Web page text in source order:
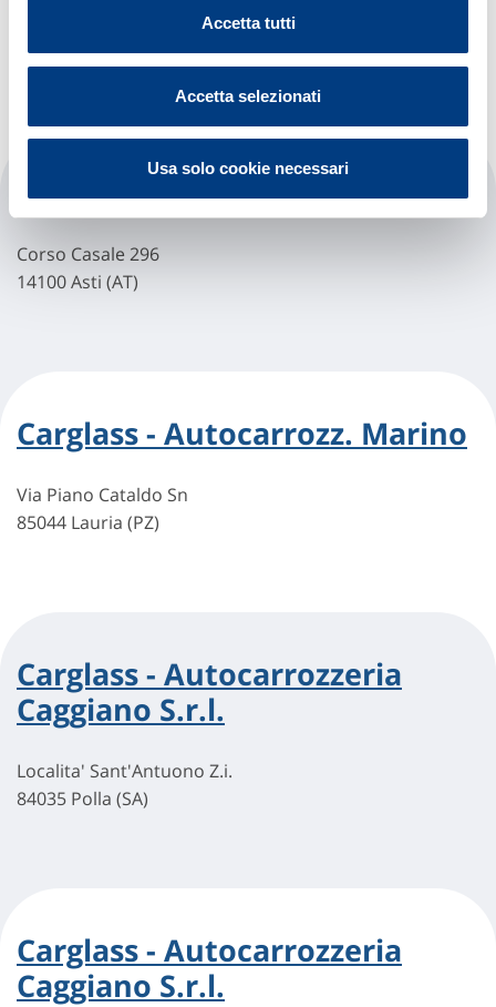
Accetta tutti
Accetta selezionati
Usa solo cookie necessari
Corso Alessandria, 225/227
Carglass - Asti (casale)
Corso Casale 296
14100 Asti (AT)
Carglass - Autocarrozz. Marino
Via Piano Cataldo Sn
85044 Lauria (PZ)
Carglass - Autocarrozzeria
Caggiano S.r.l.
Localita' Sant'Antuono Z.i.
84035 Polla (SA)
Carglass - Autocarrozzeria
Caggiano S.r.l.